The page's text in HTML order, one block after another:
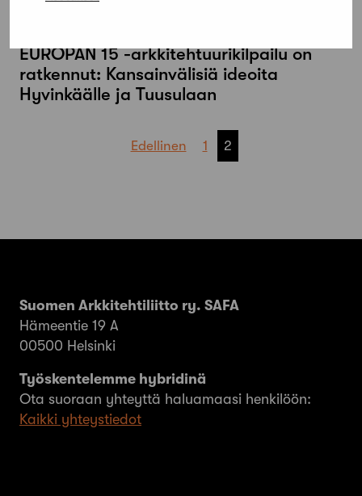
EUROPAN 15 -arkkitehtuurikilpailu on
ratkennut: Kansainvälisiä ideoita
Hyvinkäälle ja Tuusulaan
Edellinen 1 2
Suomen Arkkitehtiliitto ry. SAFA
Hämeentie 19 A
00500 Helsinki
Työskentelemme hybridinä
Ota suoraan yhteyttä haluamaasi henkilöön:
Kaikki yhteystiedot